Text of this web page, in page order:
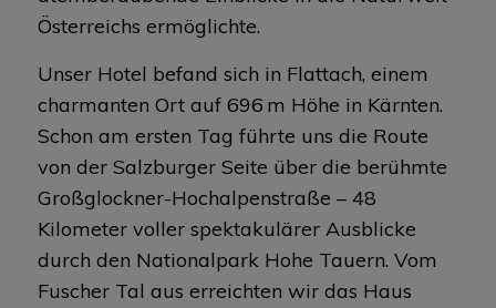
Österreichs ermöglichte.
Unser Hotel befand sich in Flattach, einem
charmanten Ort auf 696 m Höhe in Kärnten.
Schon am ersten Tag führte uns die Route
von der Salzburger Seite über die berühmte
Großglockner-Hochalpenstraße – 48
Kilometer voller spektakulärer Ausblicke
durch den Nationalpark Hohe Tauern. Vom
Fuscher Tal aus erreichten wir das Haus